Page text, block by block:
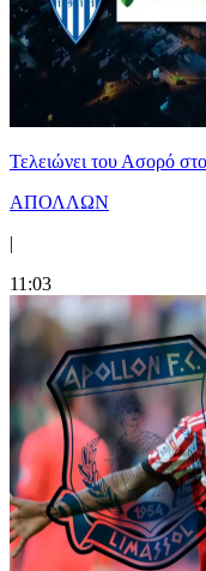
Τελειώνει του Ασορό
ΑΠΟΛΛΩΝ
|
11:03